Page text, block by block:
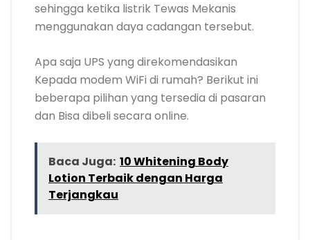
sehingga ketika listrik Tewas Mekanis
menggunakan daya cadangan tersebut.
Apa saja UPS yang direkomendasikan
Kepada modem WiFi di rumah? Berikut ini
beberapa pilihan yang tersedia di pasaran
dan Bisa dibeli secara online.
Baca Juga: 10 Whitening Body
Lotion Terbaik dengan Harga
Terjangkau